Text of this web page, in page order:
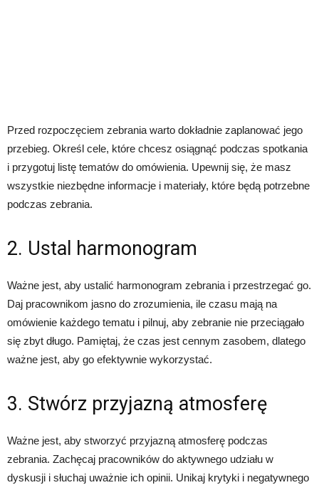
Przed rozpoczęciem zebrania warto dokładnie zaplanować jego
przebieg. Określ cele, które chcesz osiągnąć podczas spotkania
i przygotuj listę tematów do omówienia. Upewnij się, że masz
wszystkie niezbędne informacje i materiały, które będą potrzebne
podczas zebrania.
2. Ustal harmonogram
Ważne jest, aby ustalić harmonogram zebrania i przestrzegać go.
Daj pracownikom jasno do zrozumienia, ile czasu mają na
omówienie każdego tematu i pilnuj, aby zebranie nie przeciągało
się zbyt długo. Pamiętaj, że czas jest cennym zasobem, dlatego
ważne jest, aby go efektywnie wykorzystać.
3. Stwórz przyjazną atmosferę
Ważne jest, aby stworzyć przyjazną atmosferę podczas
zebrania. Zachęcaj pracowników do aktywnego udziału w
dyskusji i słuchaj uważnie ich opinii. Unikaj krytyki i negatywnego